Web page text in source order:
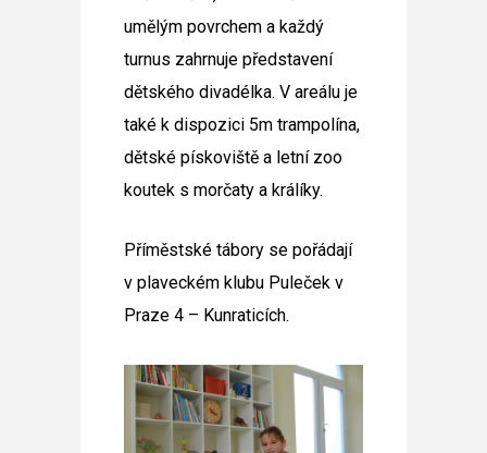
umělým povrchem a každý
turnus zahrnuje představení
dětského divadélka. V areálu je
také k dispozici 5m trampolína,
dětské pískoviště a letní zoo
koutek s morčaty a králíky.
Příměstské tábory se pořádají
v plaveckém klubu Puleček v
Praze 4 – Kunraticích.